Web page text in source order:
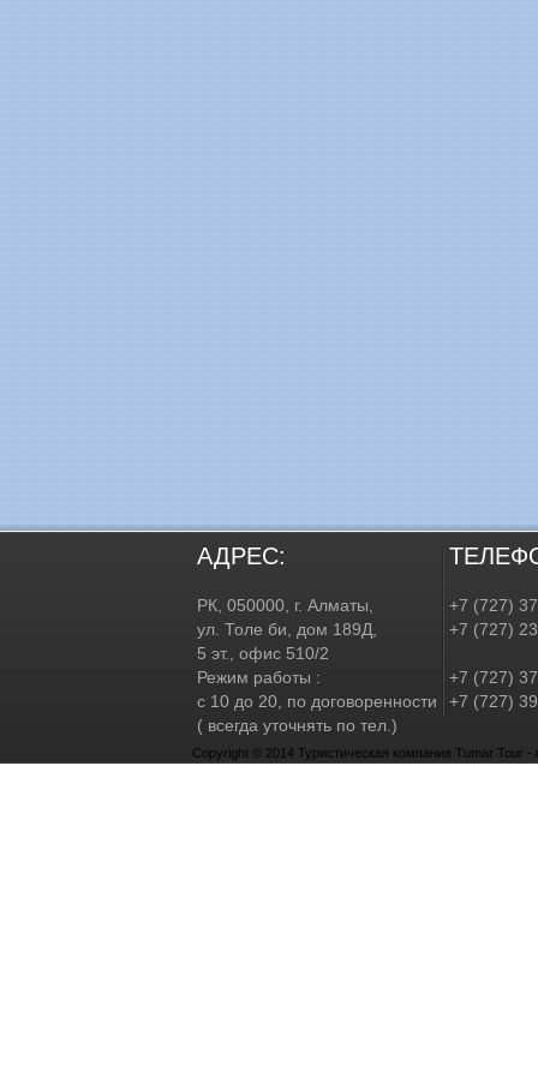
АДРЕС:
РК, 050000, г. Алматы,
ул. Толе би, дом 189Д,
5 эт., офис 510/2
Режим работы :
с 10 до 20, по договоренности
( всегда уточнять по тел.)
+7 (727)
+7 (727)
+7 (727)
+7 (727)
Copyright © 2014 Туристическая компания Tumar Tour -